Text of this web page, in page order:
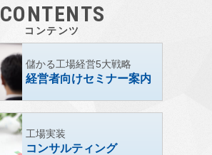
CONTENTS
コンテンツ
儲かる工場経営5大戦略
経営者向けセミナー案内
工場実装
コンサルティング